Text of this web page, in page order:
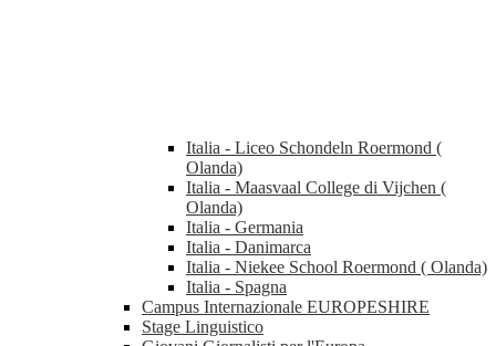
Italia - Liceo Schondeln Roermond (
Olanda)
Italia - Maasvaal College di Vijchen (
Olanda)
Italia - Germania
Italia - Danimarca
Italia - Niekee School Roermond ( Olanda)
Italia - Spagna
Campus Internazionale EUROPESHIRE
Stage Linguistico